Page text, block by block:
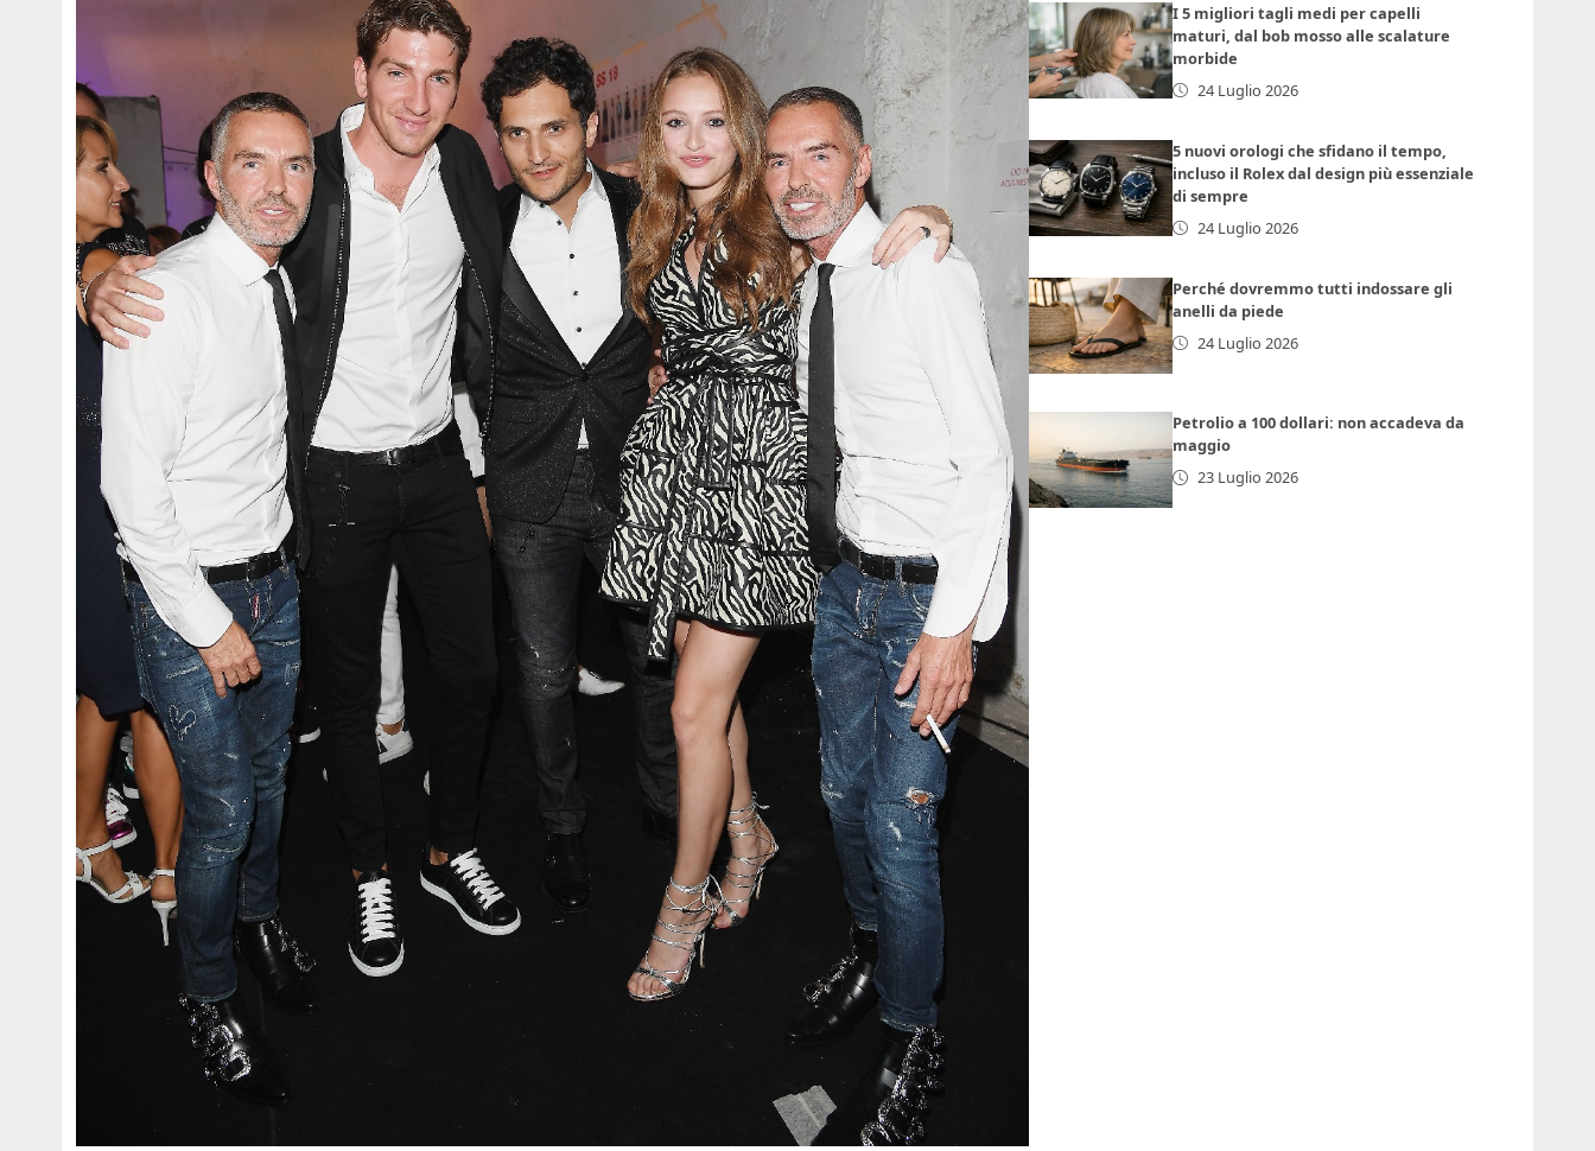
I 5 migliori tagli medi per capelli
maturi, dal bob mosso alle scalature
morbide
24 Luglio 2026
5 nuovi orologi che sfidano il tempo,
incluso il Rolex dal design più essenziale
di sempre
24 Luglio 2026
Perché dovremmo tutti indossare gli
anelli da piede
24 Luglio 2026
Petrolio a 100 dollari: non accadeva da
maggio
23 Luglio 2026